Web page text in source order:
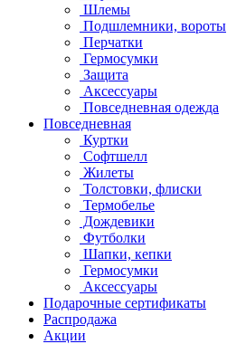
Шлемы
Подшлемники, вороты
Перчатки
Гермосумки
Защита
Аксессуары
Повседневная одежда
Повседневная
Куртки
Софтшелл
Жилеты
Толстовки, флиски
Термобелье
Дождевики
Футболки
Шапки, кепки
Гермосумки
Аксессуары
Подарочные сертификаты
Распродажа
Акции